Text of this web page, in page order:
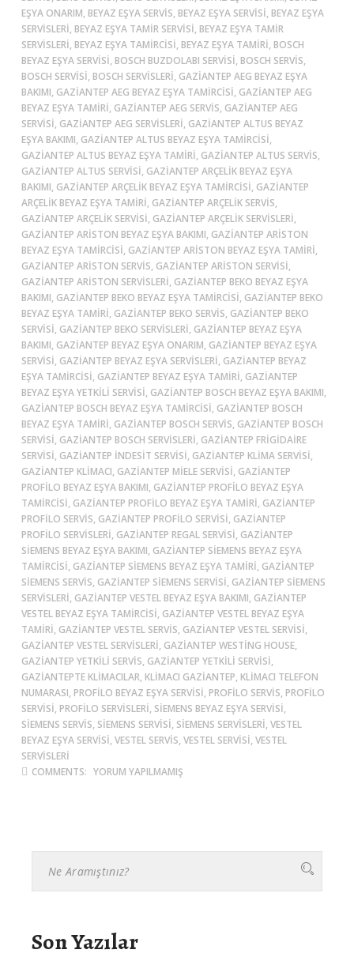
EŞYA ONARIM, BEYAZ EŞYA SERVIS, BEYAZ EŞYA SERVISI, BEYAZ EŞYA
SERVISLERI, BEYAZ EŞYA TAMIR SERVISI, BEYAZ EŞYA TAMIR
SERVISLERI, BEYAZ EŞYA TAMIRCISI, BEYAZ EŞYA TAMIRI, BOSCH
BEYAZ EŞYA SERVISI, BOSCH BUZDOLABI SERVISI, BOSCH SERVIS,
BOSCH SERVISI, BOSCH SERVISLERI, GAZIANTEP AEG BEYAZ EŞYA
BAKIMI, GAZIANTEP AEG BEYAZ EŞYA TAMIRCISI, GAZIANTEP AEG
BEYAZ EŞYA TAMIRI, GAZIANTEP AEG SERVIS, GAZIANTEP AEG
SERVISI, GAZIANTEP AEG SERVISLERI, GAZIANTEP ALTUS BEYAZ
EŞYA BAKIMI, GAZIANTEP ALTUS BEYAZ EŞYA TAMIRCISI,
GAZIANTEP ALTUS BEYAZ EŞYA TAMIRI, GAZIANTEP ALTUS SERVIS,
GAZIANTEP ALTUS SERVISI, GAZIANTEP ARÇELIK BEYAZ EŞYA
BAKIMI, GAZIANTEP ARÇELIK BEYAZ EŞYA TAMIRCISI, GAZIANTEP
ARÇELIK BEYAZ EŞYA TAMIRI, GAZIANTEP ARÇELIK SERVIS,
GAZIANTEP ARÇELIK SERVISI, GAZIANTEP ARÇELIK SERVISLERI,
GAZIANTEP ARISTON BEYAZ EŞYA BAKIMI, GAZIANTEP ARISTON
BEYAZ EŞYA TAMIRCISI, GAZIANTEP ARISTON BEYAZ EŞYA TAMIRI,
GAZIANTEP ARISTON SERVIS, GAZIANTEP ARISTON SERVISI,
GAZIANTEP ARISTON SERVISLERI, GAZIANTEP BEKO BEYAZ EŞYA
BAKIMI, GAZIANTEP BEKO BEYAZ EŞYA TAMIRCISI, GAZIANTEP BEKO
BEYAZ EŞYA TAMIRI, GAZIANTEP BEKO SERVIS, GAZIANTEP BEKO
SERVISI, GAZIANTEP BEKO SERVISLERI, GAZIANTEP BEYAZ EŞYA
BAKIMI, GAZIANTEP BEYAZ EŞYA ONARIM, GAZIANTEP BEYAZ EŞYA
SERVISI, GAZIANTEP BEYAZ EŞYA SERVISLERI, GAZIANTEP BEYAZ
EŞYA TAMIRCISI, GAZIANTEP BEYAZ EŞYA TAMIRI, GAZIANTEP
BEYAZ EŞYA YETKILI SERVISI, GAZIANTEP BOSCH BEYAZ EŞYA BAKIMI,
GAZIANTEP BOSCH BEYAZ EŞYA TAMIRCISI, GAZIANTEP BOSCH
BEYAZ EŞYA TAMIRI, GAZIANTEP BOSCH SERVIS, GAZIANTEP BOSCH
SERVISI, GAZIANTEP BOSCH SERVISLERI, GAZIANTEP FRIGIDAIRE
SERVISI, GAZIANTEP İNDESIT SERVISI, GAZIANTEP KLIMA SERVISI,
GAZIANTEP KLIMACI, GAZIANTEP MIELE SERVISI, GAZIANTEP
PROFILO BEYAZ EŞYA BAKIMI, GAZIANTEP PROFILO BEYAZ EŞYA
TAMIRCISI, GAZIANTEP PROFILO BEYAZ EŞYA TAMIRI, GAZIANTEP
PROFILO SERVIS, GAZIANTEP PROFILO SERVISI, GAZIANTEP
PROFILO SERVISLERI, GAZIANTEP REGAL SERVISI, GAZIANTEP
SIEMENS BEYAZ EŞYA BAKIMI, GAZIANTEP SIEMENS BEYAZ EŞYA
TAMIRCISI, GAZIANTEP SIEMENS BEYAZ EŞYA TAMIRI, GAZIANTEP
SIEMENS SERVIS, GAZIANTEP SIEMENS SERVISI, GAZIANTEP SIEMENS
SERVISLERI, GAZIANTEP VESTEL BEYAZ EŞYA BAKIMI, GAZIANTEP
VESTEL BEYAZ EŞYA TAMIRCISI, GAZIANTEP VESTEL BEYAZ EŞYA
TAMIRI, GAZIANTEP VESTEL SERVIS, GAZIANTEP VESTEL SERVISI,
GAZIANTEP VESTEL SERVISLERI, GAZIANTEP WESTING HOUSE,
GAZIANTEP YETKILI SERVIS, GAZIANTEP YETKILI SERVISI,
GAZIANTEPTE KLIMACILAR, KLIMACI GAZIANTEP, KLIMACI TELEFON
NUMARASI, PROFILO BEYAZ EŞYA SERVISI, PROFILO SERVIS, PROFILO
SERVISI, PROFILO SERVISLERI, SIEMENS BEYAZ EŞYA SERVISI,
SIEMENS SERVIS, SIEMENS SERVISI, SIEMENS SERVISLERI, VESTEL
BEYAZ EŞYA SERVISI, VESTEL SERVIS, VESTEL SERVISI, VESTEL
SERVISLERI
COMMENTS: YORUM YAPILMAMIŞ
Son Yazılar